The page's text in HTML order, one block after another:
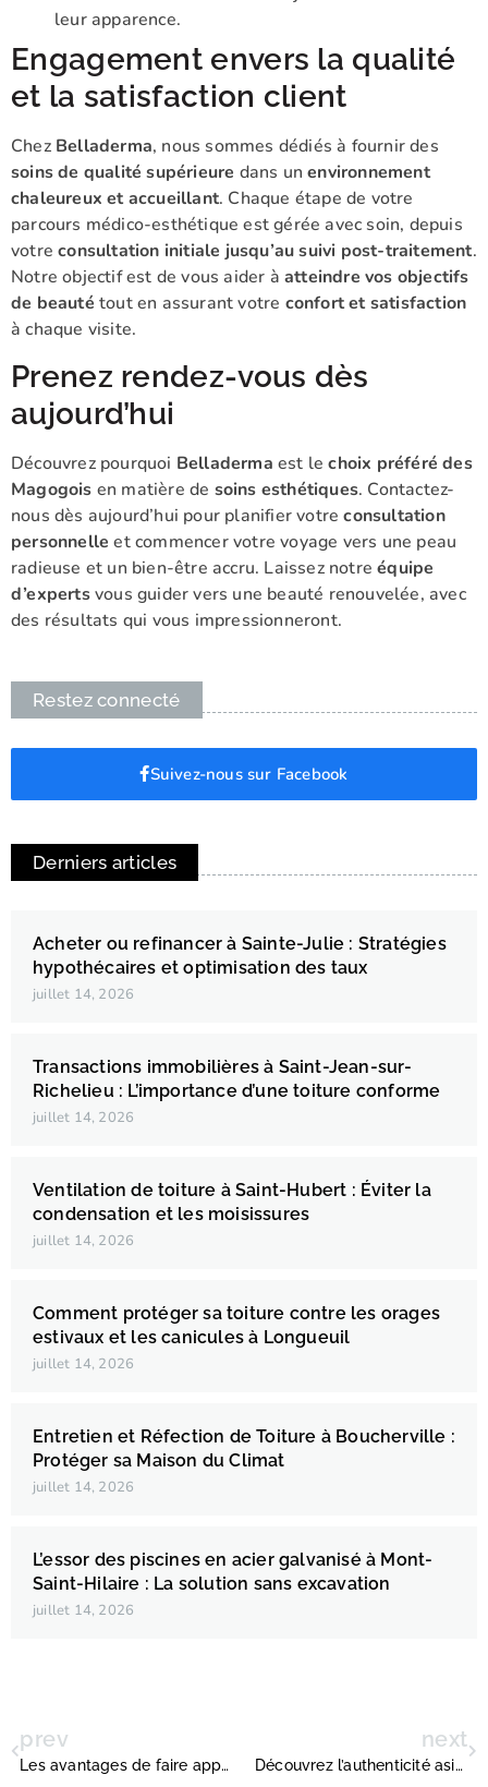
leur apparence.
Engagement envers la qualité
et la satisfaction client
Chez Belladerma, nous sommes dédiés à fournir des
soins de qualité supérieure dans unenvironnement
chaleureux et accueillant. Chaque étape de votre
parcours médico-esthétique est gérée avec soin, depuis
votreconsultation initiale jusqu’au suivi post-traitement.
Notre objectif est de vous aider à atteindre vos objectifs
de beauté tout en assurant votre confort et satisfaction
à chaque visite.
Prenez rendez-vous dès
aujourd’hui
Découvrez pourquoi Belladerma est lechoix préféré des
Magogois en matière de soins esthétiques. Contactez-
nous dès aujourd’hui pour planifier votreconsultation
personnelleet commencer votre voyage vers une peau
radieuse et un bien-être accru. Laissez notreéquipe
d’expertsvous guider vers une beauté renouvelée, avec
des résultats qui vous impressionneront.
Restez connecté
Suivez-nous sur Facebook
Derniers articles
Acheter ou refinancer à Sainte-Julie : Stratégies
hypothécaires et optimisation des taux
juillet 14, 2026
Transactions immobilières à Saint-Jean-sur-
Richelieu : L’importance d’une toiture conforme
juillet 14, 2026
Ventilation de toiture à Saint-Hubert : Éviter la
condensation et les moisissures
juillet 14, 2026
Comment protéger sa toiture contre les orages
estivaux et les canicules à Longueuil
juillet 14, 2026
Entretien et Réfection de Toiture à Boucherville :
Protéger sa Maison du Climat
juillet 14, 2026
L’essor des piscines en acier galvanisé à Mont-
Saint-Hilaire : La solution sans excavation
juillet 14, 2026
prev
Les avantages de faire appel à un courtier hypothécaire
next
Découvrez l’authenticité asiatique au Restaurant Asiana